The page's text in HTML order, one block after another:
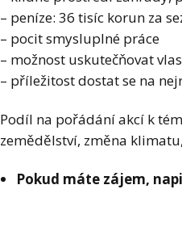
– peníze: 36 tisíc korun za
– pocit smysluplné práce
– možnost uskutečňovat
– příležitost dostat se na
Podíl na pořádání akcí k
zemědělství, změna
Pokud máte zájem,